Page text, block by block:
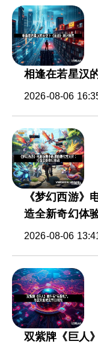
相逢在若星汉
2026-08-06
《梦幻西游》
造全新奇幻体
2026-08-06
双紫牌《巨人